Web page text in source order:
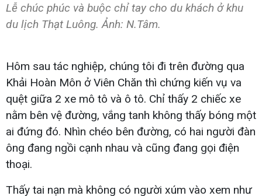
Lễ chúc phúc và buộc chỉ tay cho du khách ở khu
du lịch Thạt Luông. Ảnh: N.Tâm.
Hôm sau tác nghiệp, chúng tôi đi trên đường qua
Khải Hoàn Môn ở Viên Chăn thì chứng kiến vụ va
quệt giữa 2 xe mô tô và ô tô. Chỉ thấy 2 chiếc xe
nằm bên vệ đường, vắng tanh không thấy bóng một
ai đứng đó. Nhìn chéo bên đường, có hai người đàn
ông đang ngồi cạnh nhau và cũng đang gọi điện
thoại.
Thấy tai nạn mà không có người xúm vào xem như